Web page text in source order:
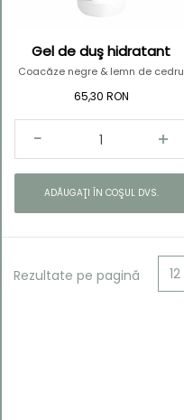
Gel de duş hidratant
Coacăze negre & lemn de cedru
65,30 RON
ADĂUGAŢI ÎN COŞUL DVS.
Rezultate pe pagină 12